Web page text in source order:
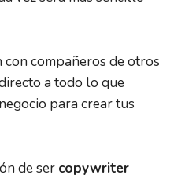
compañeros de otros
a todo lo que
para crear tus
de ser copywriter